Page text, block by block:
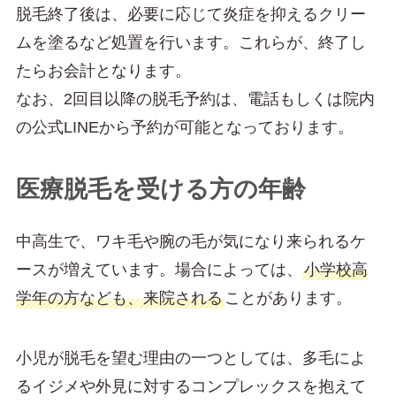
脱毛終了後は、必要に応じて炎症を抑えるクリー
ムを塗るなど処置を行います。これらが、終了し
たらお会計となります。
なお、2回目以降の脱毛予約は、電話もしくは院内
の公式LINEから予約が可能となっております。
医療脱毛を受ける方の年齢
中高生で、ワキ毛や腕の毛が気になり来られるケ
ースが増えています。場合によっては、 小学校高
学年の方なども、来院されることがあります。
小児が脱毛を望む理由の一つとしては、多毛によ
るイジメや外見に対するコンプレックスを抱えて